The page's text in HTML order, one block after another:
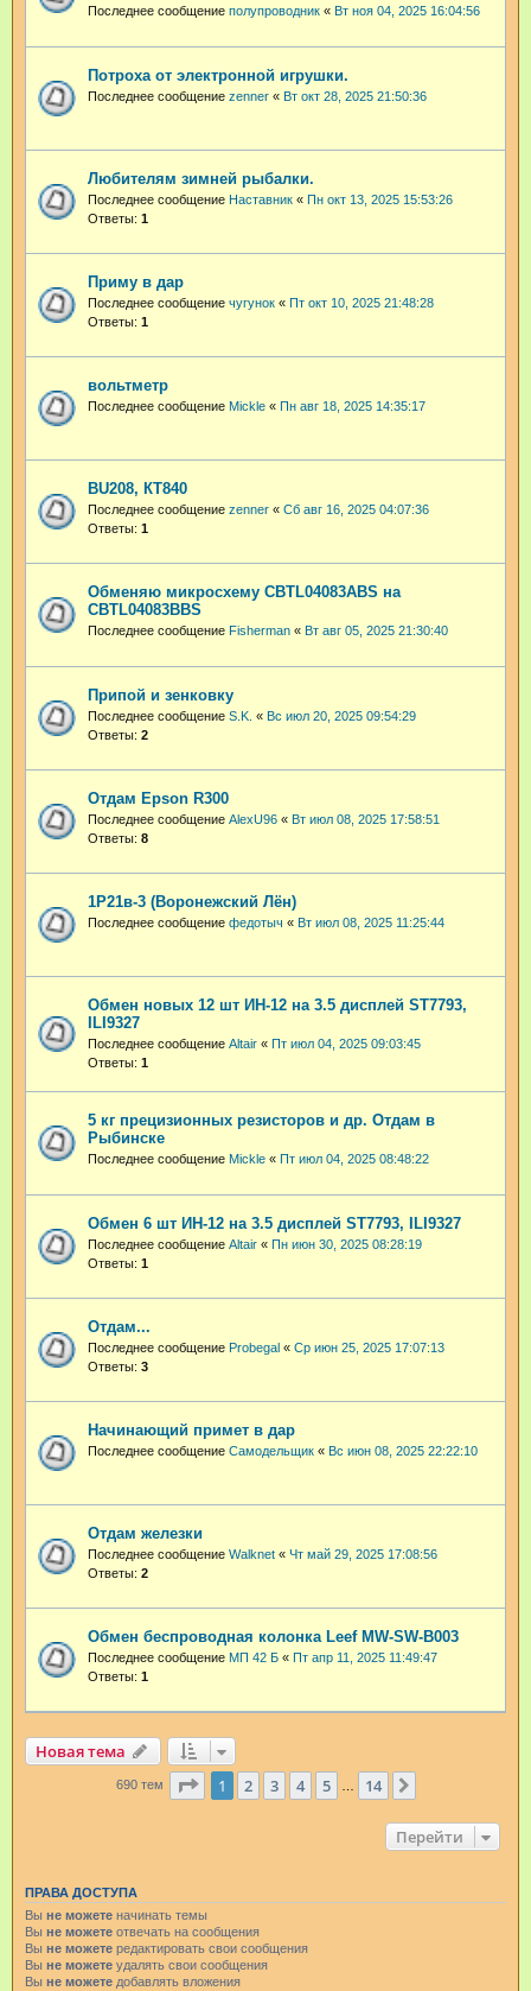
Последнее сообщение полупроводник « Вт ноя 04, 2025 16:04:56
Потроха от электронной игрушки.
Последнее сообщение zenner « Вт окт 28, 2025 21:50:36
Любителям зимней рыбалки.
Последнее сообщение Наставник « Пн окт 13, 2025 15:53:26
Ответы: 1
Приму в дар
Последнее сообщение чугунок « Пт окт 10, 2025 21:48:28
Ответы: 1
вольтметр
Последнее сообщение Mickle « Пн авг 18, 2025 14:35:17
BU208, КТ840
Последнее сообщение zenner « Сб авг 16, 2025 04:07:36
Ответы: 1
Обменяю микросхему CBTL04083ABS на
CBTL04083BBS
Последнее сообщение Fisherman « Вт авг 05, 2025 21:30:40
Припой и зенковку
Последнее сообщение S.K. « Вс июл 20, 2025 09:54:29
Ответы: 2
Отдам Epson R300
Последнее сообщение AlexU96 « Вт июл 08, 2025 17:58:51
Ответы: 8
1Р21в-3 (Воронежский Лён)
Последнее сообщение федотыч « Вт июл 08, 2025 11:25:44
Обмен новых 12 шт ИН-12 на 3.5 дисплей ST7793,
ILI9327
Последнее сообщение Altair « Пт июл 04, 2025 09:03:45
Ответы: 1
5 кг прецизионных резисторов и др. Отдам в
Рыбинске
Последнее сообщение Mickle « Пт июл 04, 2025 08:48:22
Обмен 6 шт ИН-12 на 3.5 дисплей ST7793, ILI9327
Последнее сообщение Altair « Пн июн 30, 2025 08:28:19
Ответы: 1
Отдам...
Последнее сообщение Probegal « Ср июн 25, 2025 17:07:13
Ответы: 3
Начинающий примет в дар
Последнее сообщение Самодельщик « Вс июн 08, 2025 22:22:10
Отдам железки
Последнее сообщение Walknet « Чт май 29, 2025 17:08:56
Ответы: 2
Обмен беспроводная колонка Leef MW-SW-B003
Последнее сообщение МП 42 Б « Пт апр 11, 2025 11:49:47
Ответы: 1
Новая тема
690 тем Страница из 14
1 2 3 4 5 14
Перейти
ПРАВА ДОСТУПА
Вы не можете начинать темы
Вы не можете отвечать на сообщения
Вы не можете редактировать свои сообщения
Вы не можете удалять свои сообщения
Вы не можете добавлять вложения